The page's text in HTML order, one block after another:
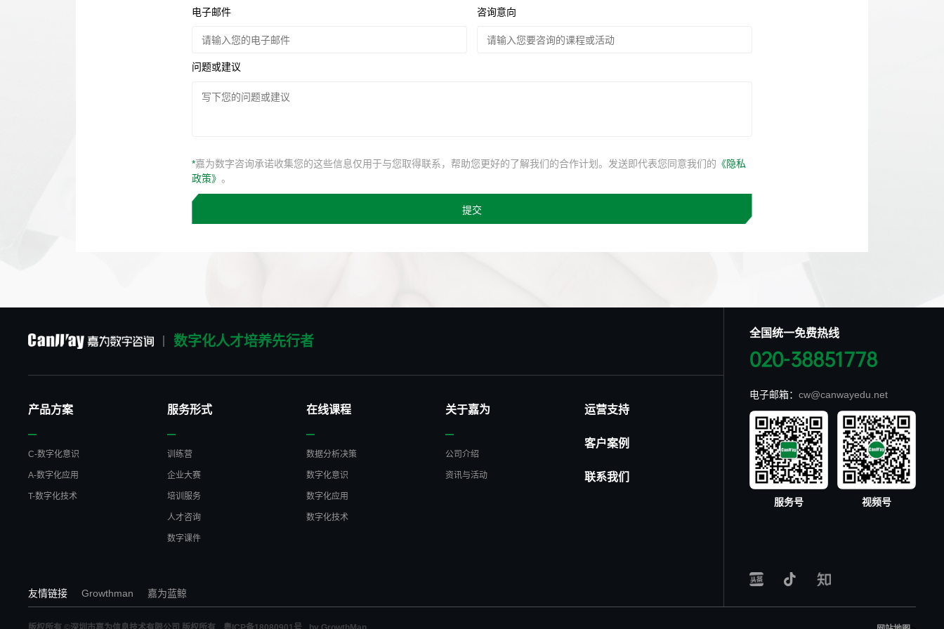
电子邮件 咨询意向
问题或建议
*嘉为数字咨询承诺收集您的这些信息仅用于与您取得联系，帮助您更好的了解我们的合作计划。发送即代表您同意我们的 《隐私
政策》 。
提交
数字化人才培养先行者
产品方案
C-数字化意识
A-数字化应用
T-数字化技术
服务形式
训练营
企业大赛
培训服务
人才咨询
数字课件
在线课程
数据分析决策
数字化意识
数字化应用
数字化技术
关于嘉为
公司介绍
资讯与活动
运营支持
客户案例
联系我们
友情链接 Growthman 嘉为蓝鲸
全国统一免费热线
020-38851778
电子邮箱： cw@canwayedu.net
服务号 视频号